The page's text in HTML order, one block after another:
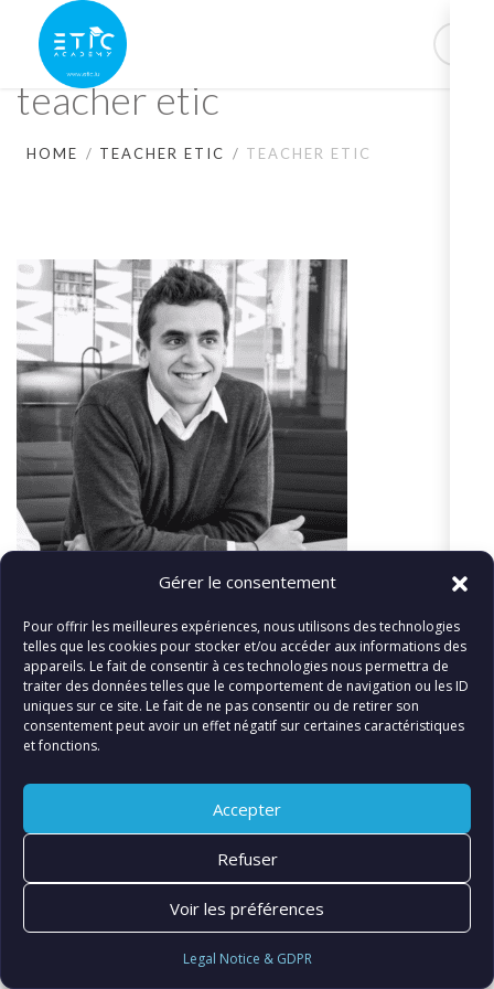
Gérer le consentement
Pour offrir les meilleures expériences, nous utilisons des technologies
telles que les cookies pour stocker et/ou accéder aux informations des
appareils. Le fait de consentir à ces technologies nous permettra de
traiter des données telles que le comportement de navigation ou les ID
uniques sur ce site. Le fait de ne pas consentir ou de retirer son
consentement peut avoir un effet négatif sur certaines caractéristiques
et fonctions.
Accepter
Refuser
Voir les préférences
Legal Notice & GDPR
teacher etic
HOME TEACHER ETIC TEACHER ETIC
teacher etic
«teacher etic
© FIATLUX INTERNATIONAL SARL